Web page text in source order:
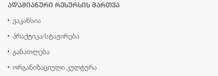
ადამიანური რესურსის მართვა
ვაკანსია
პრაქტიკა/სტაჟირება
განათლება
ორგანიზაციული კულტურა